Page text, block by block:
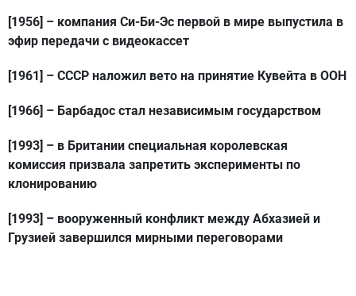
[1956] – компания Си-Би-Эс первой в мире выпустила в
эфир передачи с видеокассет
[1961] – СССР наложил вето на принятие Кувейта в ООН
[1966] – Барбадос стал независимым государством
[1993] – в Британии специальная королевская
комиссия призвала запретить эксперименты по
клонированию
[1993] – вооруженный конфликт между Абхазией и
Грузией завершился мирными переговорами